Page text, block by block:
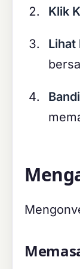
Klik
Lihat